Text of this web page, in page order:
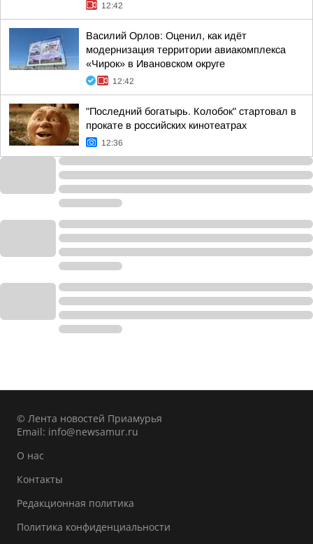
12:42
Василий Орлов: Оценил, как идёт
модернизация территории авиакомплекса
«Чирок» в Ивановском округе
12:42
"Последний богатырь. Колобок" стартовал в
прокате в российских кинотеатрах
12:36
© Лента новостей Приамурья
Email: info@newsamur.ru
О нас
Контакты
Редакционная политика
Политика конфиденциальности